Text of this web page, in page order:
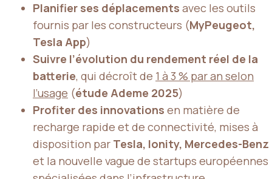
Planifier ses déplacements avec les outils
fournis par les constructeurs (MyPeugeot,
Tesla App)
Suivre l’évolution du rendement réel de la
batterie, qui décroît de 1 à 3 % par an selon
l’usage (étude Ademe 2025)
Profiter des innovations en matière de
recharge rapide et de connectivité, mises à
disposition par Tesla, Ionity, Mercedes-Benz
et la nouvelle vague de startups européennes